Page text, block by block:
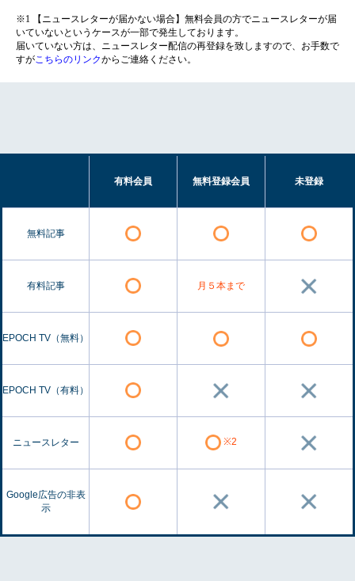
※1 【ニュースレターが届かない場合】無料会員の方でニュースレターが届
いていないというケースが一部で発生しております。
届いていない方は、ニュースレター配信の再登録を致しますので、お手数で
すがこちらのリンクからご連絡ください。
有料会員 無料登録会員 未登録
無料記事
有料記事 月５本まで
EPOCH TV（無料）
EPOCH TV（有料）
ニュースレター ※2
Google広告の非表
示